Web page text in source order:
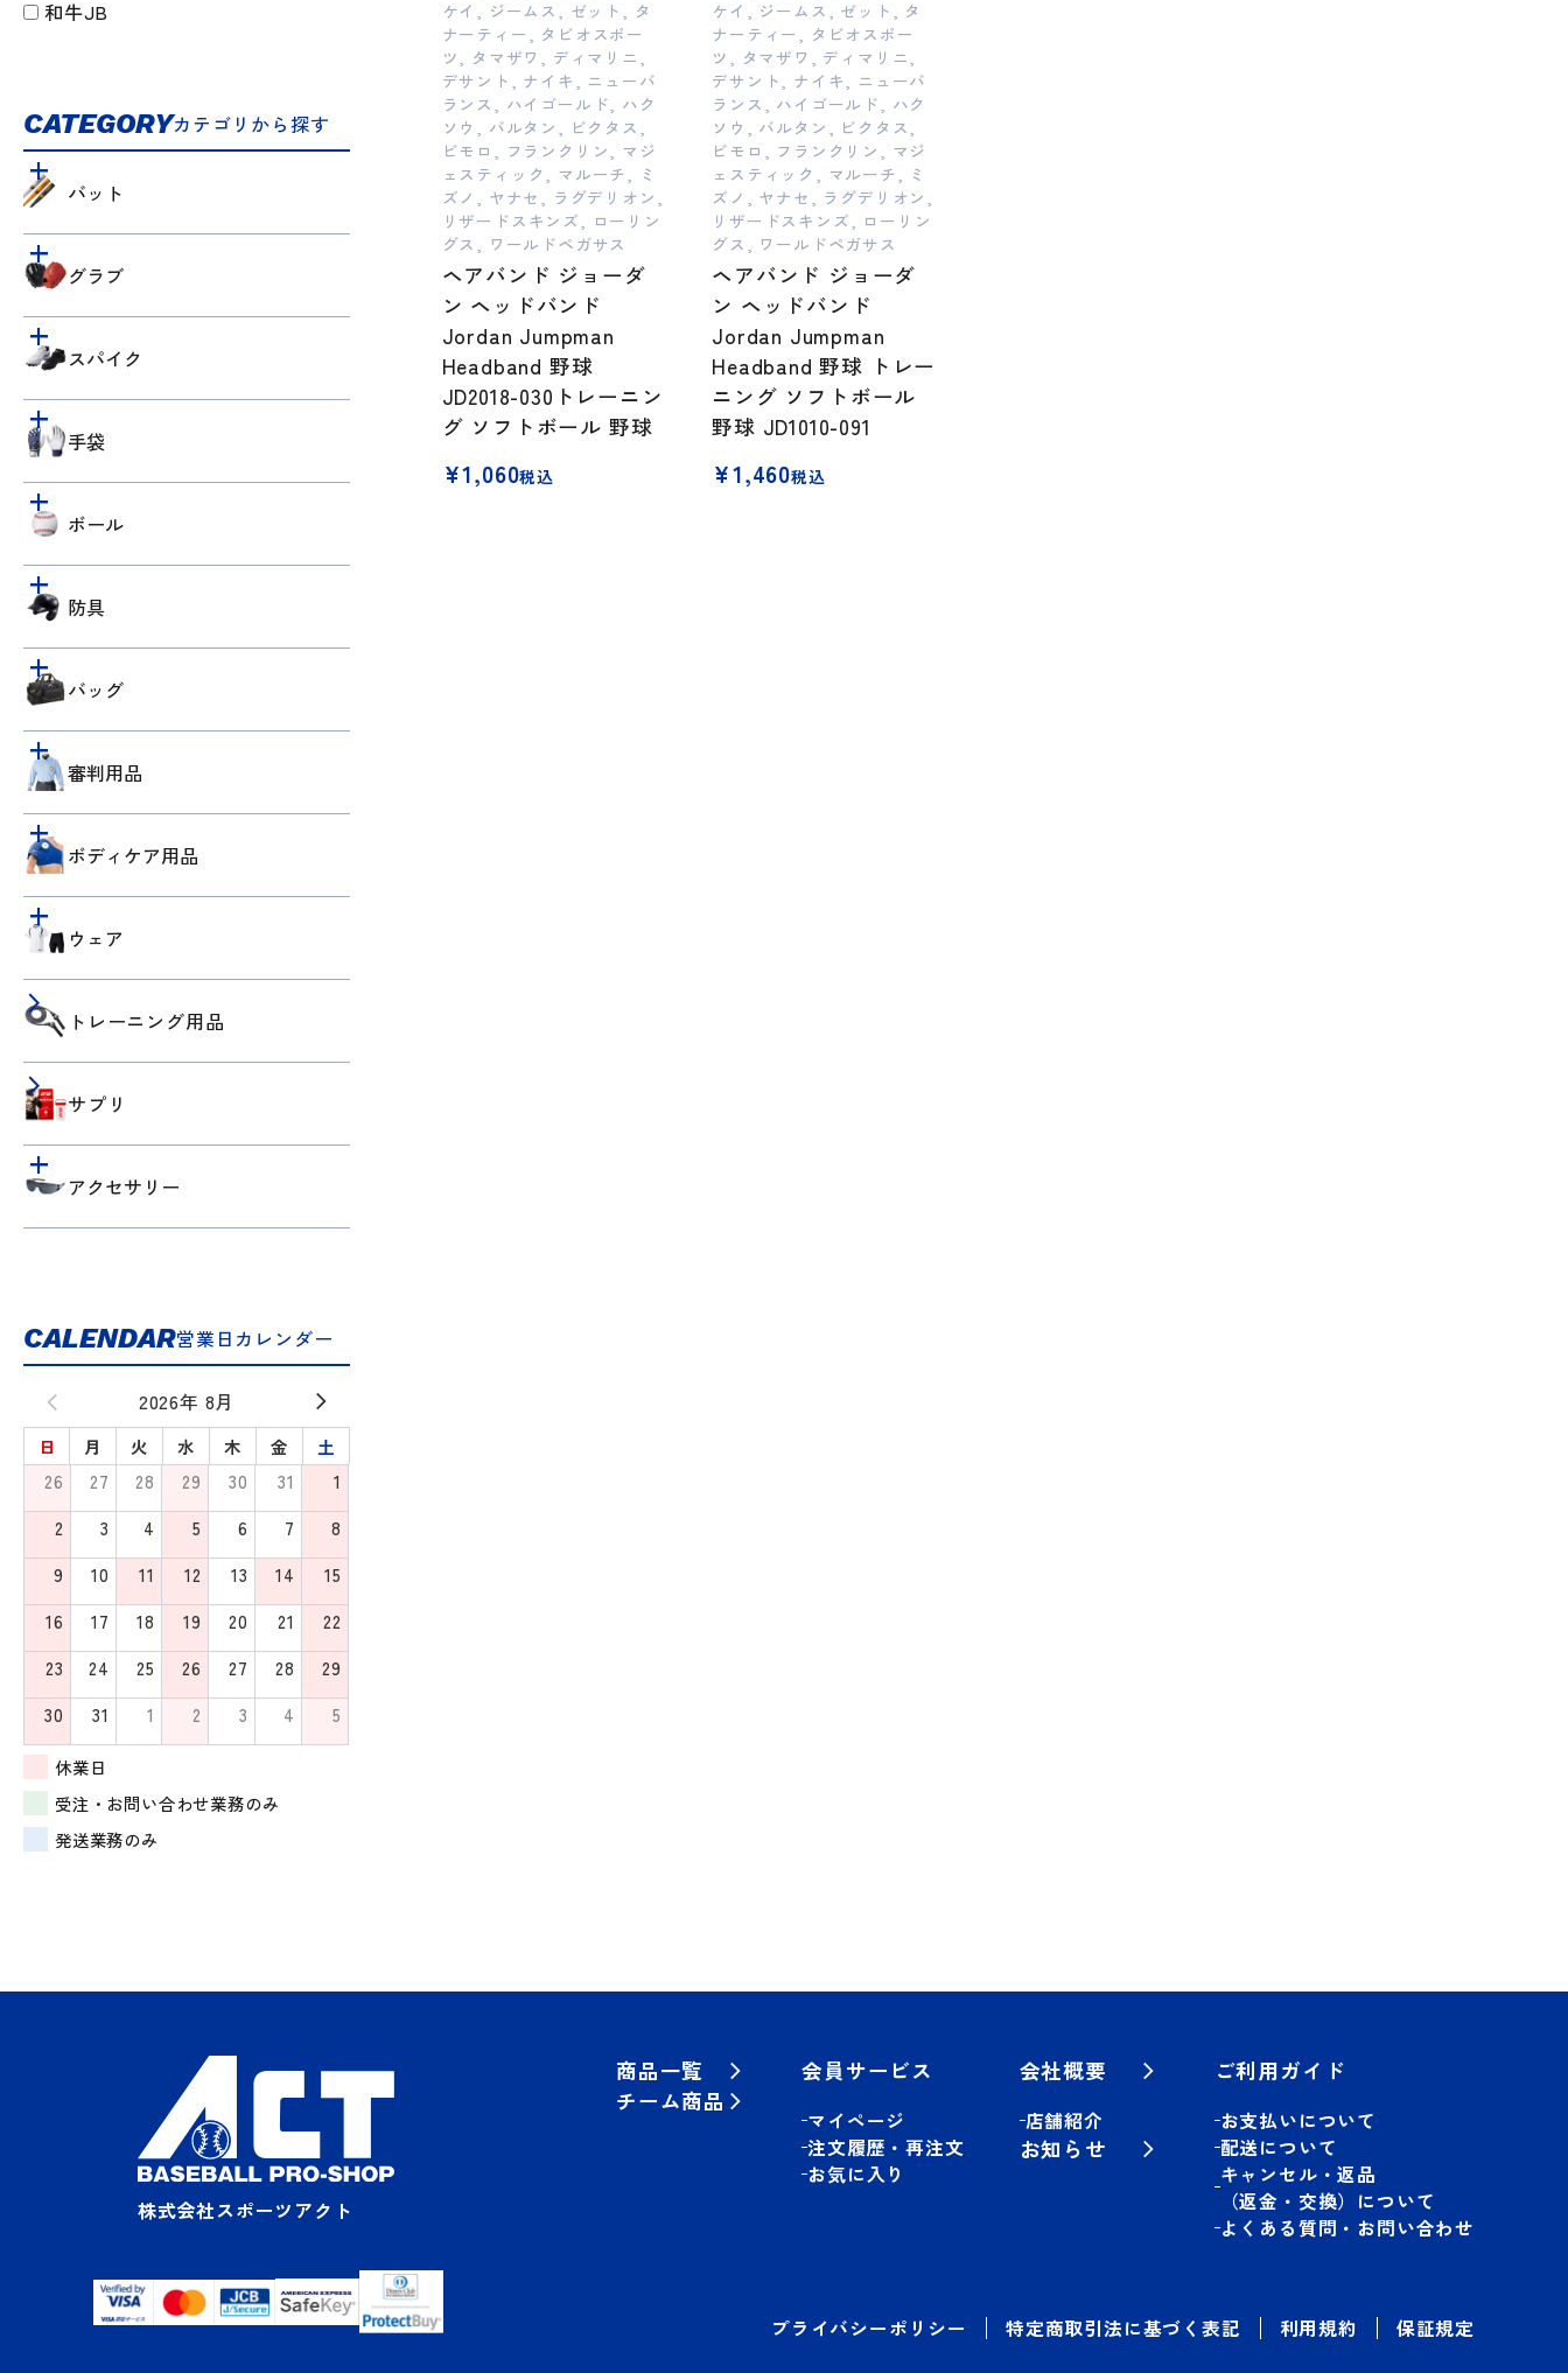
和牛JB
CATEGORYカテゴリから探す
バット
グラブ
スパイク
手袋
ボール
防具
バッグ
審判用品
ボディケア用品
ウェア
トレーニング用品
サプリ
アクセサリー
CALENDAR営業日カレンダー
2026年 8月
日 月 火 水 木 金
土
26
27 28 29 30 31
1
2
3 4 5 6 7
8
9
10 11 12 13 14
15
16
17 18 19 20 21
22
23
24 25 26 27 28
29
30
31 1 2 3 4 5
休業日
受注・お問い合わせ業務のみ
発送業務のみ
ケイ, ジームス, ゼット, タ
ナーティー, タビオスポー
ツ, タマザワ, ディマリニ,
デサント, ナイキ, ニューバ
ランス, ハイゴールド, ハク
ソウ, バルタン, ビクタス,
ビモロ, フランクリン, マジ
ェスティック, マルーチ, ミ
ズノ, ヤナセ, ラグデリオン,
リザードスキンズ, ローリン
グス, ワールドペガサス
ヘアバンド ジョーダ
ン ヘッドバンド
Jordan Jumpman
Headband 野球
JD2018-030トレーニン
グ ソフトボール 野球
¥1,060税込
ケイ, ジームス, ゼット, タ
ナーティー, タビオスポー
ツ, タマザワ, ディマリニ,
デサント, ナイキ, ニューバ
ランス, ハイゴールド, ハク
ソウ, バルタン, ビクタス,
ビモロ, フランクリン, マジ
ェスティック, マルーチ, ミ
ズノ, ヤナセ, ラグデリオン,
リザードスキンズ, ローリン
グス, ワールドペガサス
ヘアバンド ジョーダ
ン ヘッドバンド
Jordan Jumpman
Headband 野球 トレー
ニング ソフトボール
野球 JD1010-091
¥1,460税込
株式会社スポーツアクト
商品一覧
チーム商品
会員サービス
マイページ
注文履歴・再注文
お気に入り
会社概要
店舗紹介
お知らせ
ご利用ガイド
お支払いについて
配送について
キャンセル・返品
（返金・交換）について
よくある質問・お問い合わせ
プライバシーポリシー 特定商取引法に基づく表記 利用規約 保証規定